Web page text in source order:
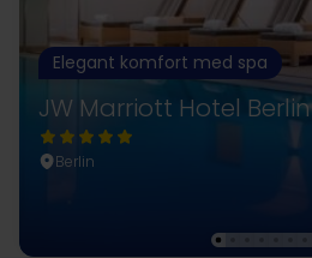
Elegant komfort med spa
JW Marriott Hotel Berlin
Berlin